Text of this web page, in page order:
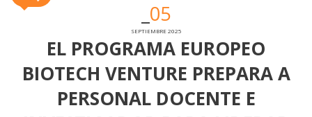
05
SEPTIEMBRE 2025
EL PROGRAMA EUROPEO
BIOTECH VENTURE PREPARA A
PERSONAL DOCENTE E